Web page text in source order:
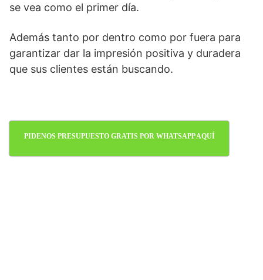
se vea como el primer día.
Además tanto por dentro como por fuera para
garantizar dar la impresión positiva y duradera
que sus clientes están buscando.
PIDENOS PRESUPUESTO GRATIS POR WHATSAPP AQUÍ